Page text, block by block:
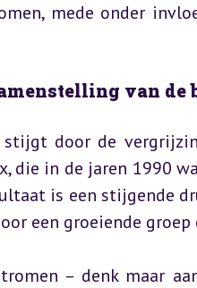
mede onder
van
stijgt door de
die in de jaren 1990
is een stijgende
een groeiende
– denk maar